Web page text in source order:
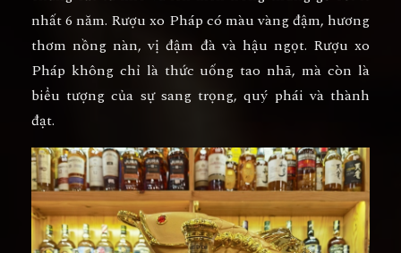
nhất 6 năm. Rượu xo Pháp có màu vàng đậm, hương
thơm nồng nàn, vị đậm đà và hậu ngọt. Rượu xo
Pháp không chỉ là thức uống tao nhã, mà còn là
biểu tượng của sự sang trọng, quý phái và thành
đạt.